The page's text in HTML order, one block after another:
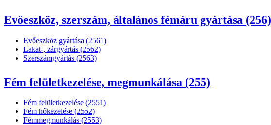
Evőeszköz, szerszám, általános fémáru gyártása (256)
Evőeszköz gyártása (2561)
Lakat-, zárgyártás (2562)
Szerszámgyártás (2563)
Fém felületkezelése, megmunkálása (255)
Fém felületkezelése (2551)
Fém hőkezelése (2552)
Fémmegmunkálás (2553)